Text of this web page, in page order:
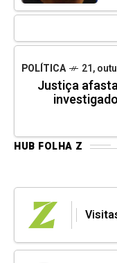
POLÍTICA 21,
Justiça
HUB FOLHA Z